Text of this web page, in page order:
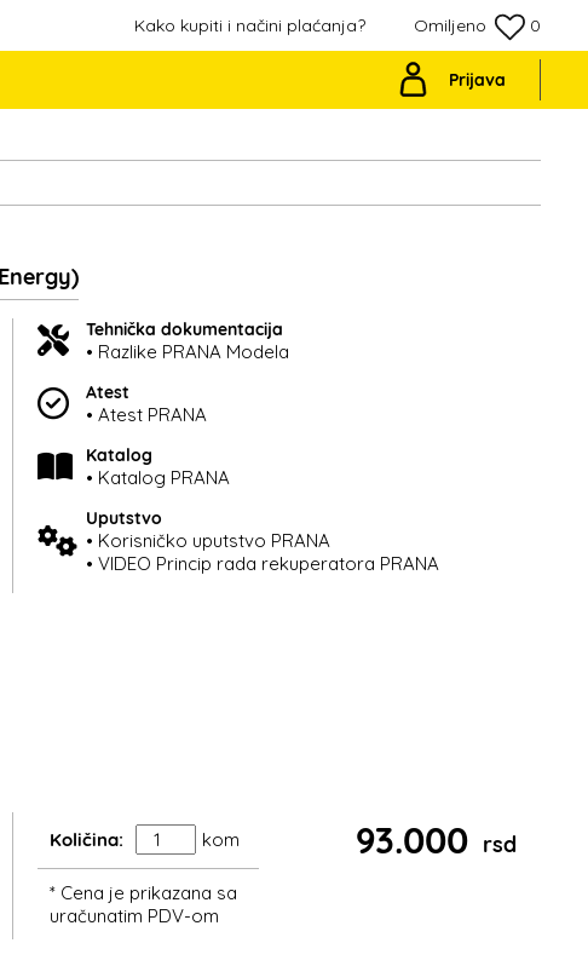
Omiljeno 0
Kako kupiti i načini plaćanja?
Prijava
Tehnička dokumentacija
• Razlike PRANA Modela
Atest
• Atest PRANA
Katalog
• Katalog PRANA
Uputstvo
• Korisničko uputstvo PRANA
• VIDEO Princip rada rekuperatora PRANA
Količina: kom
* Cena je prikazana sa
uračunatim PDV-om
93.000 rsd